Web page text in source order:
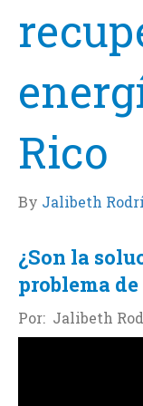
Rico
By Jalibeth
¿Son la
problema
Por: Jalibeth